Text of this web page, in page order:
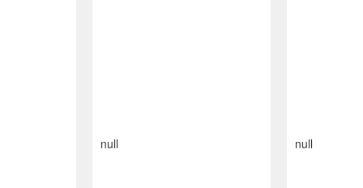
null null